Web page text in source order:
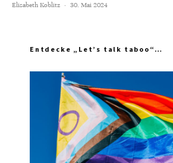
Elisabeth Koblitz · 30. Mai 2024
Entdecke „Let’s talk taboo“…